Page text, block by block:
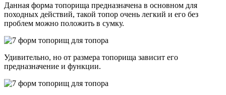
Данная форма топорища предназначена в основном для
походных действий, такой топор очень легкий и его без
проблем можно положить в сумку.
Удивительно, но от размера топорища зависит его
предназначение и функции.